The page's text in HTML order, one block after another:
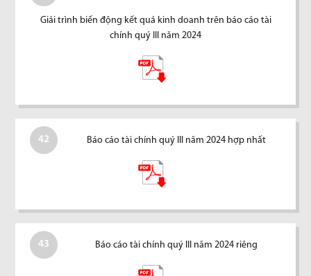
Giải trình biến động kết quả kinh doanh trên báo cáo tài
chính quý III năm 2024
42 Báo cáo tài chính quý III năm 2024 hợp nhất
43 Báo cáo tài chính quý III năm 2024 riêng